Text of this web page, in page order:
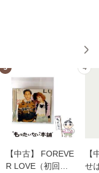
3
【中古】 FOREVE
R LOVE（初回生
4
【
せ